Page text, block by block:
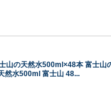
山の天然水500ml×48本 富士山
然水500ml 富士山 48...